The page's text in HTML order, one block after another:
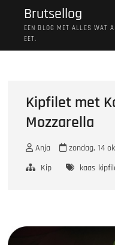
Brutsellog
EEN BLOG MET ALLES WAT
EET.
Kipfilet met
Mozzarella
Anja zondag, 14
Kip
kaas